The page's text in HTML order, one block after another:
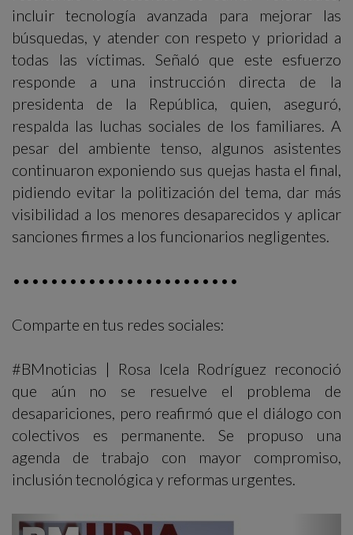
incluir tecnología avanzada para mejorar las
búsquedas, y atender con respeto y prioridad a
todas las víctimas. Señaló que este esfuerzo
responde a una instrucción directa de la
presidenta de la República, quien, aseguró,
respalda las luchas sociales de los familiares. A
pesar del ambiente tenso, algunos asistentes
continuaron exponiendo sus quejas hasta el final,
pidiendo evitar la politización del tema, dar más
visibilidad a los menores desaparecidos y aplicar
sanciones firmes a los funcionarios negligentes.
••••••••••••••••••••••••
Comparte en tus redes sociales:
#BMnoticias | Rosa Icela Rodríguez reconoció
que aún no se resuelve el problema de
desapariciones, pero reafirmó que el diálogo con
colectivos es permanente. Se propuso una
agenda de trabajo con mayor compromiso,
inclusión tecnológica y reformas urgentes.
Previous